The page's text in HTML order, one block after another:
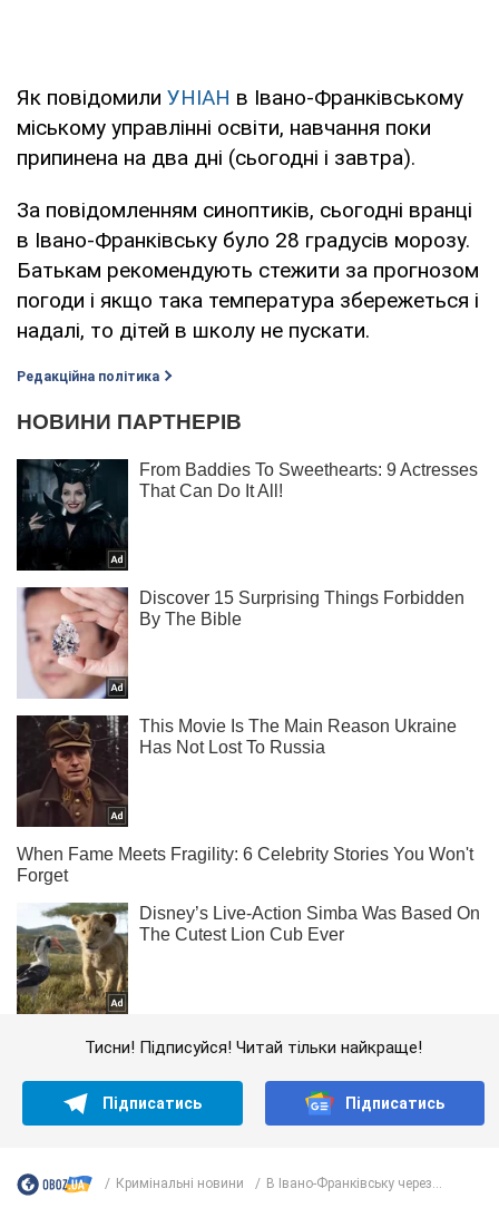
Як повідомили УНІАН в Івано-Франківському
міському управлінні освіти, навчання поки
припинена на два дні (сьогодні і завтра).
За повідомленням синоптиків, сьогодні вранці
в Івано-Франківську було 28 градусів морозу.
Батькам рекомендують стежити за прогнозом
погоди і якщо така температура збережеться і
надалі, то дітей в школу не пускати.
Редакційна політика
Тисни! Підписуйся! Читай тільки найкраще!
Підписатись Підписатись
Кримінальні новини В Івано-Франківську через...